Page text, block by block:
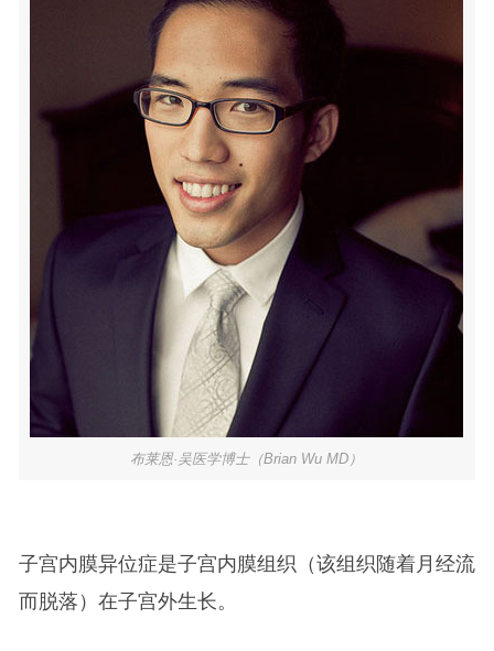
布莱恩·吴医学博士（Brian Wu MD）
子宫内膜异位症是子宫内膜组织（该组织随着月经流
而脱落）在子宫外生长。